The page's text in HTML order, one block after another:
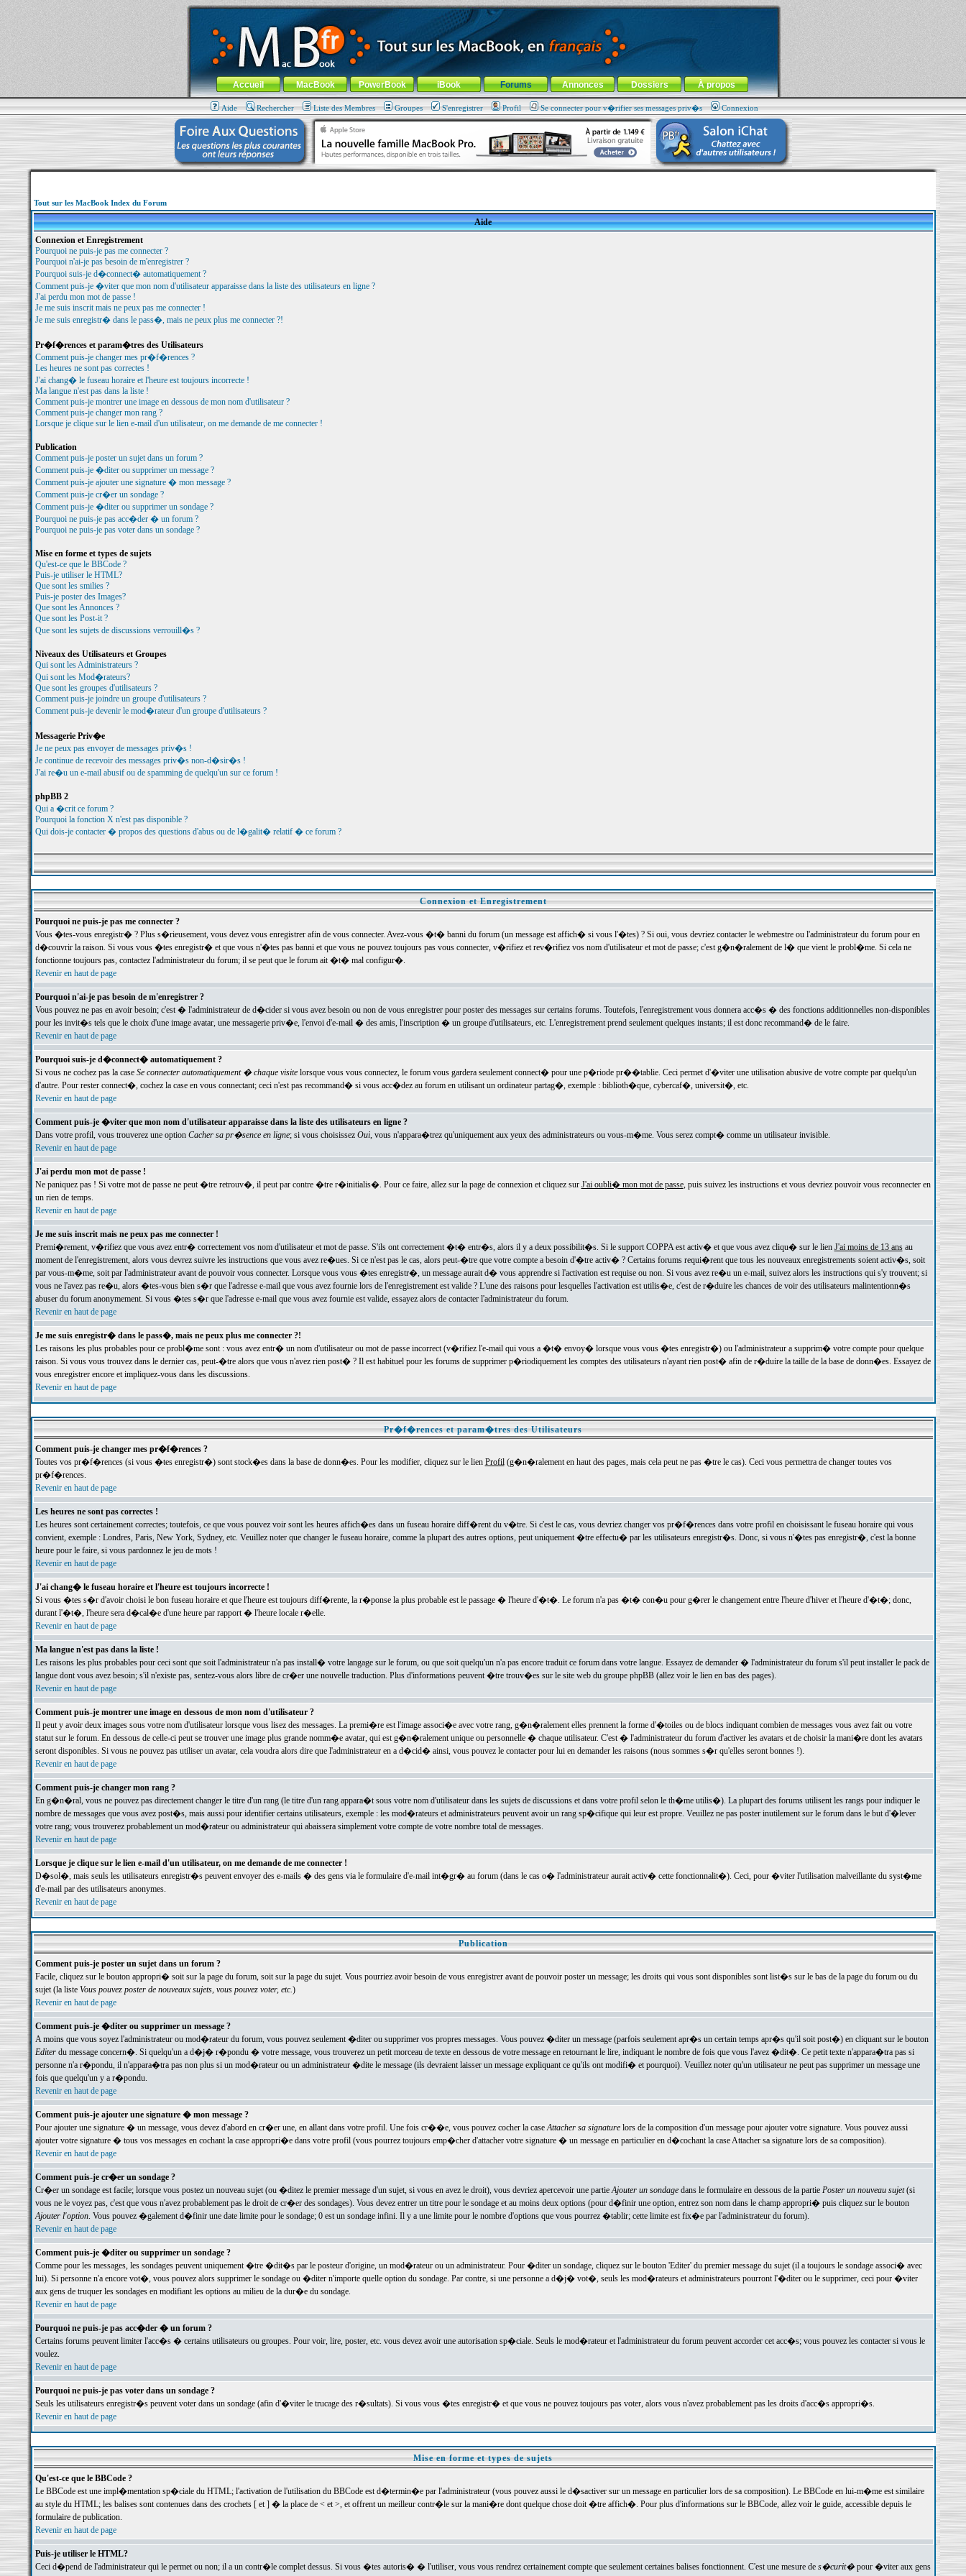
MacBook-fr.com : 100% Apple... 100% nomade !
Aller au contenu-Aller au menu général-Aller au menu de la rubrique
Menu général
Accueil MacBook PowerBook iBook Forums Annonces Dossiers À propos
Aide Rechercher Liste des Membres Groupes S'enregistrer Profil Se connecter pour v�rifier ses messages priv�s Connexion
Tout sur les MacBook Index du Forum
Aide
Connexion et Enregistrement
Pourquoi ne puis-je pas me connecter ?
Pourquoi n'ai-je pas besoin de m'enregistrer ?
Pourquoi suis-je d�connect� automatiquement ?
Comment puis-je �viter que mon nom d'utilisateur apparaisse dans la liste des utilisateurs en ligne ?
J'ai perdu mon mot de passe !
Je me suis inscrit mais ne peux pas me connecter !
Je me suis enregistr� dans le pass�, mais ne peux plus me connecter ?!
Pr�f�rences et param�tres des Utilisateurs
Comment puis-je changer mes pr�f�rences ?
Les heures ne sont pas correctes !
J'ai chang� le fuseau horaire et l'heure est toujours incorrecte !
Ma langue n'est pas dans la liste !
Comment puis-je montrer une image en dessous de mon nom d'utilisateur ?
Comment puis-je changer mon rang ?
Lorsque je clique sur le lien e-mail d'un utilisateur, on me demande de me connecter !
Publication
Comment puis-je poster un sujet dans un forum ?
Comment puis-je �diter ou supprimer un message ?
Comment puis-je ajouter une signature � mon message ?
Comment puis-je cr�er un sondage ?
Comment puis-je �diter ou supprimer un sondage ?
Pourquoi ne puis-je pas acc�der � un forum ?
Pourquoi ne puis-je pas voter dans un sondage ?
Mise en forme et types de sujets
Qu'est-ce que le BBCode ?
Puis-je utiliser le HTML?
Que sont les smilies ?
Puis-je poster des Images?
Que sont les Annonces ?
Que sont les Post-it ?
Que sont les sujets de discussions verrouill�s ?
Niveaux des Utilisateurs et Groupes
Qui sont les Administrateurs ?
Qui sont les Mod�rateurs?
Que sont les groupes d'utilisateurs ?
Comment puis-je joindre un groupe d'utilisateurs ?
Comment puis-je devenir le mod�rateur d'un groupe d'utilisateurs ?
Messagerie Priv�e
Je ne peux pas envoyer de messages priv�s !
Je continue de recevoir des messages priv�s non-d�sir�s !
J'ai re�u un e-mail abusif ou de spamming de quelqu'un sur ce forum !
phpBB 2
Qui a �crit ce forum ?
Pourquoi la fonction X n'est pas disponible ?
Qui dois-je contacter � propos des questions d'abus ou de l�galit� relatif � ce forum ?
Connexion et Enregistrement
Pourquoi ne puis-je pas me connecter ?
Vous �tes-vous enregistr� ? Plus s�rieusement, vous devez vous enregistrer afin de vous connecter. Avez-vous �t� banni du forum (un message est affich� si vous l'�tes) ? Si oui, vous devriez contacter le webmestre ou l'administrateur du forum pour en
d�couvrir la raison. Si vous vous �tes enregistr� et que vous n'�tes pas banni et que vous ne pouvez toujours pas vous connecter, v�rifiez et rev�rifiez vos nom d'utilisateur et mot de passe; c'est g�n�ralement de l� que vient le probl�me. Si cela ne
fonctionne toujours pas, contactez l'administrateur du forum; il se peut que le forum ait �t� mal configur�.
Revenir en haut de page
Pourquoi n'ai-je pas besoin de m'enregistrer ?
Vous pouvez ne pas en avoir besoin; c'est � l'administrateur de d�cider si vous avez besoin ou non de vous enregistrer pour poster des messages sur certains forums. Toutefois, l'enregistrement vous donnera acc�s � des fonctions additionnelles non-disponibles
pour les invit�s tels que le choix d'une image avatar, une messagerie priv�e, l'envoi d'e-mail � des amis, l'inscription � un groupe d'utilisateurs, etc. L'enregistrement prend seulement quelques instants; il est donc recommand� de le faire.
Revenir en haut de page
Pourquoi suis-je d�connect� automatiquement ?
Si vous ne cochez pas la case Se connecter automatiquement � chaque visitelorsque vous vous connectez, le forum vous gardera seulement connect� pour une p�riode pr��tablie. Ceci permet d'�viter une utilisation abusive de votre compte par quelqu'un
d'autre. Pour rester connect�, cochez la case en vous connectant; ceci n'est pas recommand� si vous acc�dez au forum en utilisant un ordinateur partag�, exemple : biblioth�que, cybercaf�, universit�, etc.
Revenir en haut de page
Comment puis-je �viter que mon nom d'utilisateur apparaisse dans la liste des utilisateurs en ligne ?
Dans votre profil, vous trouverez une option Cacher sa pr�sence en ligne; si vous choisissez Oui, vous n'appara�trez qu'uniquement aux yeux des administrateurs ou vous-m�me. Vous serez compt� comme un utilisateur invisible.
Revenir en haut de page
J'ai perdu mon mot de passe !
Ne paniquez pas ! Si votre mot de passe ne peut �tre retrouv�, il peut par contre �tre r�initialis�. Pour ce faire, allez sur la page de connexion et cliquez sur J'ai oubli� mon mot de passe, puis suivez les instructions et vous devriez pouvoir vous reconnecter en
un rien de temps.
Revenir en haut de page
Je me suis inscrit mais ne peux pas me connecter !
Premi�rement, v�rifiez que vous avez entr� correctement vos nom d'utilisateur et mot de passe. S'ils ont correctement �t� entr�s, alors il y a deux possibilit�s. Si le support COPPA est activ� et que vous avez cliqu� sur le lien J'ai moins de 13 ansau
moment de l'enregistrement, alors vous devrez suivre les instructions que vous avez re�ues. Si ce n'est pas le cas, alors peut-�tre que votre compte a besoin d'�tre activ� ? Certains forums requi�rent que tous les nouveaux enregistrements soient activ�s, soit
par vous-m�me, soit par l'administrateur avant de pouvoir vous connecter. Lorsque vous vous �tes enregistr�, un message aurait d� vous apprendre si l'activation est requise ou non. Si vous avez re�u un e-mail, suivez alors les instructions qui s'y trouvent; si
vous ne l'avez pas re�u, alors �tes-vous bien s�r que l'adresse e-mail que vous avez fournie lors de l'enregistrement est valide ? L'une des raisons pour lesquelles l'activation est utilis�e, c'est de r�duire les chances de voir des utilisateurs malintentionn�s
abuser du forum anonymement. Si vous �tes s�r que l'adresse e-mail que vous avez fournie est valide, essayez alors de contacter l'administrateur du forum.
Revenir en haut de page
Je me suis enregistr� dans le pass�, mais ne peux plus me connecter ?!
Les raisons les plus probables pour ce probl�me sont : vous avez entr� un nom d'utilisateur ou mot de passe incorrect (v�rifiez l'e-mail qui vous a �t� envoy� lorsque vous vous �tes enregistr�) ou l'administrateur a supprim� votre compte pour quelque
raison. Si vous vous trouvez dans le dernier cas, peut-�tre alors que vous n'avez rien post� ? Il est habituel pour les forums de supprimer p�riodiquement les comptes des utilisateurs n'ayant rien post� afin de r�duire la taille de la base de donn�es. Essayez de
vous enregistrer encore et impliquez-vous dans les discussions.
Revenir en haut de page
Pr�f�rences et param�tres des Utilisateurs
Comment puis-je changer mes pr�f�rences ?
Toutes vos pr�f�rences (si vous �tes enregistr�) sont stock�es dans la base de donn�es. Pour les modifier, cliquez sur le lien Profil(g�n�ralement en haut des pages, mais cela peut ne pas �tre le cas). Ceci vous permettra de changer toutes vos
pr�f�rences.
Revenir en haut de page
Les heures ne sont pas correctes !
Les heures sont certainement correctes; toutefois, ce que vous pouvez voir sont les heures affich�es dans un fuseau horaire diff�rent du v�tre. Si c'est le cas, vous devriez changer vos pr�f�rences dans votre profil en choisissant le fuseau horaire qui vous
convient, exemple : Londres, Paris, New York, Sydney, etc. Veuillez noter que changer le fuseau horaire, comme la plupart des autres options, peut uniquement �tre effectu� par les utilisateurs enregistr�s. Donc, si vous n'�tes pas enregistr�, c'est la bonne
heure pour le faire, si vous pardonnez le jeu de mots !
Revenir en haut de page
J'ai chang� le fuseau horaire et l'heure est toujours incorrecte !
Si vous �tes s�r d'avoir choisi le bon fuseau horaire et que l'heure est toujours diff�rente, la r�ponse la plus probable est le passage � l'heure d'�t�. Le forum n'a pas �t� con�u pour g�rer le changement entre l'heure d'hiver et l'heure d'�t�; donc,
durant l'�t�, l'heure sera d�cal�e d'une heure par rapport � l'heure locale r�elle.
Revenir en haut de page
Ma langue n'est pas dans la liste !
Les raisons les plus probables pour ceci sont que soit l'administrateur n'a pas install� votre langage sur le forum, ou que soit quelqu'un n'a pas encore traduit ce forum dans votre langue. Essayez de demander � l'administrateur du forum s'il peut installer le pack de
langue dont vous avez besoin; s'il n'existe pas, sentez-vous alors libre de cr�er une nouvelle traduction. Plus d'informations peuvent �tre trouv�es sur le site web du groupe phpBB (allez voir le lien en bas des pages).
Revenir en haut de page
Comment puis-je montrer une image en dessous de mon nom d'utilisateur ?
Il peut y avoir deux images sous votre nom d'utilisateur lorsque vous lisez des messages. La premi�re est l'image associ�e avec votre rang, g�n�ralement elles prennent la forme d'�toiles ou de blocs indiquant combien de messages vous avez fait ou votre
statut sur le forum. En dessous de celle-ci peut se trouver une image plus grande nomm�e avatar, qui est g�n�ralement unique ou personnelle � chaque utilisateur. C'est � l'administrateur du forum d'activer les avatars et de choisir la mani�re dont les avatars
seront disponibles. Si vous ne pouvez pas utiliser un avatar, cela voudra alors dire que l'administrateur en a d�cid� ainsi, vous pouvez le contacter pour lui en demander les raisons (nous sommes s�r qu'elles seront bonnes !).
Revenir en haut de page
Comment puis-je changer mon rang ?
En g�n�ral, vous ne pouvez pas directement changer le titre d'un rang (le titre d'un rang appara�t sous votre nom d'utilisateur dans les sujets de discussions et dans votre profil selon le th�me utilis�). La plupart des forums utilisent les rangs pour indiquer le
nombre de messages que vous avez post�s, mais aussi pour identifier certains utilisateurs, exemple : les mod�rateurs et administrateurs peuvent avoir un rang sp�cifique qui leur est propre. Veuillez ne pas poster inutilement sur le forum dans le but d'�lever
votre rang; vous trouverez probablement un mod�rateur ou administrateur qui abaissera simplement votre compte de votre nombre total de messages.
Revenir en haut de page
Lorsque je clique sur le lien e-mail d'un utilisateur, on me demande de me connecter !
D�sol�, mais seuls les utilisateurs enregistr�s peuvent envoyer des e-mails � des gens via le formulaire d'e-mail int�gr� au forum (dans le cas o� l'administrateur aurait activ� cette fonctionnalit�). Ceci, pour �viter l'utilisation malveillante du syst�me
d'e-mail par des utilisateurs anonymes.
Revenir en haut de page
Publication
Comment puis-je poster un sujet dans un forum ?
Facile, cliquez sur le bouton appropri� soit sur la page du forum, soit sur la page du sujet. Vous pourriez avoir besoin de vous enregistrer avant de pouvoir poster un message; les droits qui vous sont disponibles sont list�s sur le bas de la page du forum ou du
sujet (la liste Vous pouvez poster de nouveaux sujets, vous pouvez voter, etc.)
Revenir en haut de page
Comment puis-je �diter ou supprimer un message ?
A moins que vous soyez l'administrateur ou mod�rateur du forum, vous pouvez seulement �diter ou supprimer vos propres messages. Vous pouvez �diter un message (parfois seulement apr�s un certain temps apr�s qu'il soit post�) en cliquant sur le bouton
Editerdu message concern�. Si quelqu'un a d�j� r�pondu � votre message, vous trouverez un petit morceau de texte en dessous de votre message en retournant le lire, indiquant le nombre de fois que vous l'avez �dit�. Ce petit texte n'appara�tra pas si
personne n'a r�pondu, il n'appara�tra pas non plus si un mod�rateur ou un administrateur �dite le message (ils devraient laisser un message expliquant ce qu'ils ont modifi� et pourquoi). Veuillez noter qu'un utilisateur ne peut pas supprimer un message une
fois que quelqu'un y a r�pondu.
Revenir en haut de page
Comment puis-je ajouter une signature � mon message ?
Pour ajouter une signature � un message, vous devez d'abord en cr�er une, en allant dans votre profil. Une fois cr��e, vous pouvez cocher la caseAttacher sa signaturelors de la composition d'un message pour ajouter votre signature. Vous pouvez aussi
ajouter votre signature � tous vos messages en cochant la case appropri�e dans votre profil (vous pourrez toujours emp�cher d'attacher votre signature � un message en particulier en d�cochant la case Attacher sa signature lors de sa composition).
Revenir en haut de page
Comment puis-je cr�er un sondage ?
Cr�er un sondage est facile; lorsque vous postez un nouveau sujet (ou �ditez le premier message d'un sujet, si vous en avez le droit), vous devriez apercevoir une partieAjouter un sondagedans le formulaire en dessous de la partie Poster un nouveau sujet(si
vous ne le voyez pas, c'est que vous n'avez probablement pas le droit de cr�er des sondages). Vous devez entrer un titre pour le sondage et au moins deux options (pour d�finir une option, entrez son nom dans le champ appropri� puis cliquez sur le bouton
Ajouter l'option. Vous pouvez �galement d�finir une date limite pour le sondage; 0 est un sondage infini. Il y a une limite pour le nombre d'options que vous pourrez �tablir; cette limite est fix�e par l'administrateur du forum).
Revenir en haut de page
Comment puis-je �diter ou supprimer un sondage ?
Comme pour les messages, les sondages peuvent uniquement �tre �dit�s par le posteur d'origine, un mod�rateur ou un administrateur. Pour �diter un sondage, cliquez sur le bouton 'Editer' du premier message du sujet (il a toujours le sondage associ� avec
lui). Si personne n'a encore vot�, vous pouvez alors supprimer le sondage ou �diter n'importe quelle option du sondage. Par contre, si une personne a d�j� vot�, seuls les mod�rateurs et administrateurs pourront l'�diter ou le supprimer, ceci pour �viter
aux gens de truquer les sondages en modifiant les options au milieu de la dur�e du sondage.
Revenir en haut de page
Pourquoi ne puis-je pas acc�der � un forum ?
Certains forums peuvent limiter l'acc�s � certains utilisateurs ou groupes. Pour voir, lire, poster, etc. vous devez avoir une autorisation sp�ciale. Seuls le mod�rateur et l'administrateur du forum peuvent accorder cet acc�s; vous pouvez les contacter si vous le
voulez.
Revenir en haut de page
Pourquoi ne puis-je pas voter dans un sondage ?
Seuls les utilisateurs enregistr�s peuvent voter dans un sondage (afin d'�viter le trucage des r�sultats). Si vous vous �tes enregistr� et que vous ne pouvez toujours pas voter, alors vous n'avez probablement pas les droits d'acc�s appropri�s.
Revenir en haut de page
Mise en forme et types de sujets
Qu'est-ce que le BBCode ?
Le BBCode est une impl�mentation sp�ciale du HTML; l'activation de l'utilisation du BBCode est d�termin�e par l'administrateur (vous pouvez aussi le d�sactiver sur un message en particulier lors de sa composition). Le BBCode en lui-m�me est similaire
au style du HTML; les balises sont contenues dans des crochets [ et ] � la place de < et >, et offrent un meilleur contr�le sur la mani�re dont quelque chose doit �tre affich�. Pour plus d'informations sur le BBCode, allez voir le guide, accessible depuis le
formulaire de publication.
Revenir en haut de page
Puis-je utiliser le HTML?
Ceci d�pend de l'administrateur qui le permet ou non; il a un contr�le complet dessus. Si vous �tes autoris� � l'utiliser, vous vous rendrez certainement compte que seulement certaines balises fonctionnent. C'est une mesure de s�curit�pour �viter aux gens